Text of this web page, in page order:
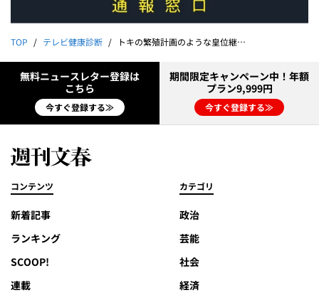
TOP テレビ健康診断 トキの繁殖計画のような皇位継承問題をめぐる討論
無料ニュースレター登録は
こちら
今すぐ登録する≫
期間限定キャンペーン中！年額
プラン9,999円
今すぐ登録する≫
コンテンツ
新着記事
ランキング
SCOOP!
連載
カテゴリ
政治
芸能
社会
経済